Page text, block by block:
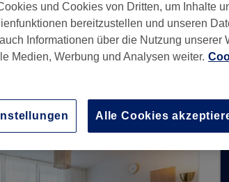
entgegen. Nutzen Sie
warten viele erstklassige
und Cookies von Dritten, um Inhalte
bereitzustellen und unseren
Informationen über die Nutzung unserer
Medien, Werbung und Analysen weiter.
Alle Cookies